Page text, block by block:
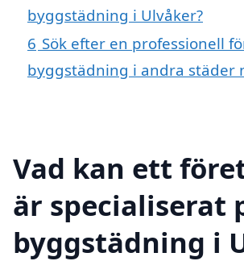
byggstädning i Ulvåker?
6 Sök efter en professionell
byggstädning i andra städer
Vad kan ett
är specialiserat
byggstädning i